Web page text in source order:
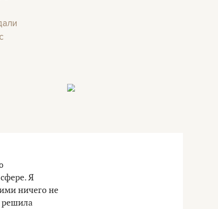
Я
ничего не
решила